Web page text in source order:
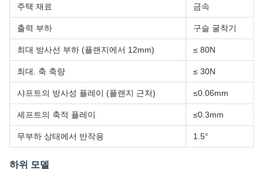
주택 재료 금속
출력 부하 구슬 굴착기
최대 방사선 부하 (플랜지에서 12mm) ≤ 80N
최대. 축 축량 ≤ 30N
샤프트의 방사성 플레이 (플랜지 근처) ≤0.06mm
셰프트의 축적 플레이 ≤0.3mm
무부하 상태에서 반작용 1.5°
하위 모델